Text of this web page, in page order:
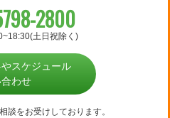
2800
土日祝除く)
スケジュール
わせ
談をお受けしております。